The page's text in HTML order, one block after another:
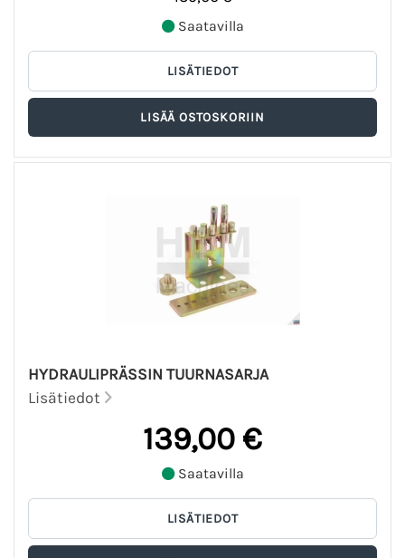
Saatavilla
HYDRAULIPRÄSSIN TUURNASARJA
Lisätiedot
139,00 €
Saatavilla